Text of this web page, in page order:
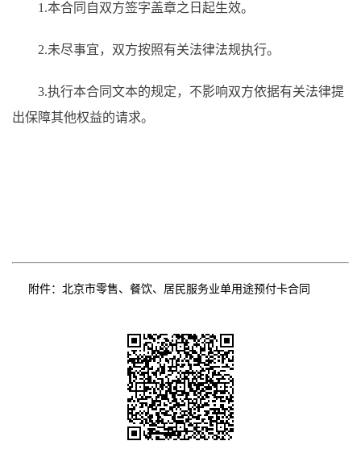
1.本合同自双方签字盖章之日起生效。
2.未尽事宜， 双方按照有关法律法规执行。
3.执行本合同文本的规定，不影响双方依据有关法律提
出保障其他权益的请求。
附件： 北京市零售、餐饮、居民服务业单用途预付卡合同